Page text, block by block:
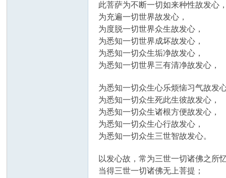
此菩萨为不断一切如来种性故发心，
为充遍一切世界故发心，
为度脱一切世界众生故发心，
为悉知一切世界成坏故发心，
为悉知一切众生垢净故发心，
为悉知一切世界三有清净故发心，
为悉知一切众生心乐烦恼习气故发心
为悉知一切众生死此生彼故发心，
为悉知一切众生诸根方便故发心，
为悉知一切众生心行故发心，
为悉知一切众生三世智故发心。
以发心故，常为三世一切诸佛之所
当得三世一切诸佛无上菩提；